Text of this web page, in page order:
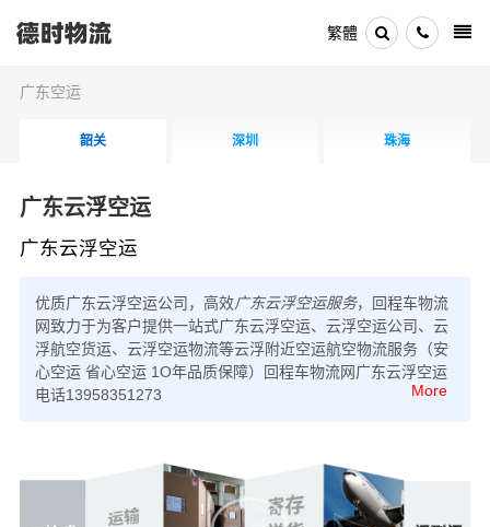
繁體
广东空运
韶关 深圳 珠海
广东云浮空运
广东云浮空运
优质广东云浮空运公司 ，高效广东云浮空运服务，回程车物流
网致力于为客户提供一站式广东云浮空运、云浮空运公司、云
浮航空货运、云浮空运物流等云浮附近空运航空物流服务（安
心空运 省心空运 1O年品质保障）回程车物流网广东云浮空运
电话13958351273
More